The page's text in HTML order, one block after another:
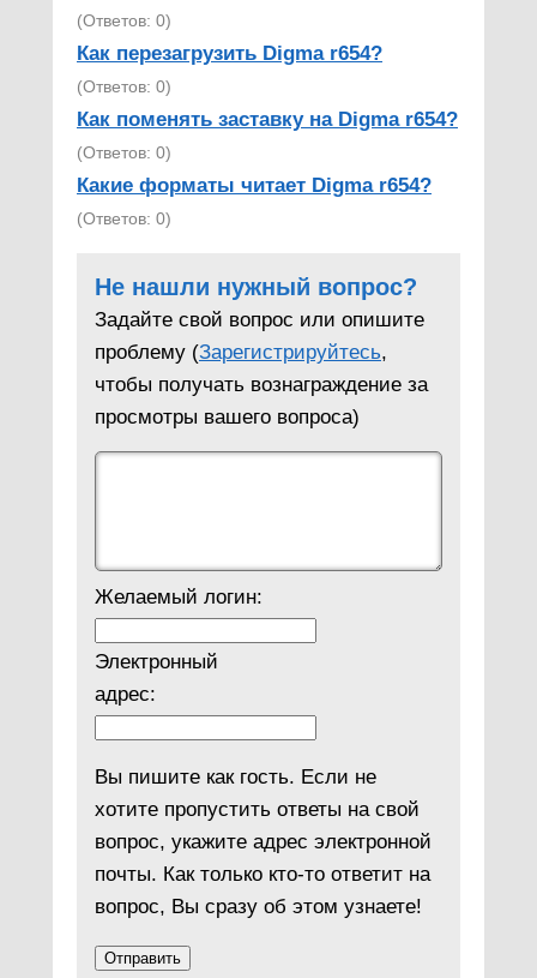
(Ответов: 0)
Как перезагрузить Digma r654?
(Ответов: 0)
Как поменять заставку на Digma r654?
(Ответов: 0)
Какие форматы читает Digma r654?
(Ответов: 0)
Не нашли нужный вопрос?
Задайте свой вопрос или опишите
проблему (Зарегистрируйтесь,
чтобы получать вознаграждение за
просмотры вашего вопроса)
Желаемый логин:
Электронный
адрес:
Вы пишите как гость. Если не
хотите пропустить ответы на свой
вопрос, укажите адрес электронной
почты. Как только кто-то ответит на
вопрос, Вы сразу об этом узнаете!